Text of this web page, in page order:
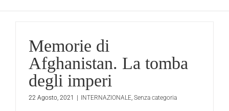
Memorie di
Afghanistan. La tomba
degli imperi
22 Agosto, 2021 | INTERNAZIONALE Senza categoria